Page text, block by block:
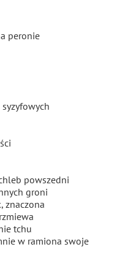
peronie
powszedni
groni
znaczona
tchu
w ramiona swoje